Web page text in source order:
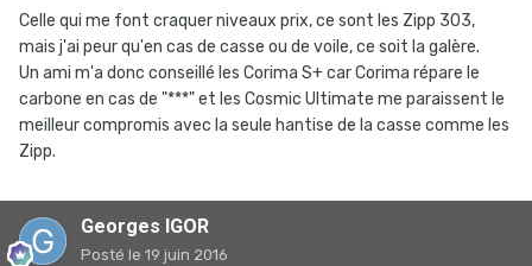
Celle qui me font craquer niveaux prix, ce sont les Zipp 303,
mais j'ai peur qu'en cas de casse ou de voile, ce soit la galère.
Un ami m'a donc conseillé les Corima S+ car Corima répare le
carbone en cas de "***" et les Cosmic Ultimate me paraissent le
meilleur compromis avec la seule hantise de la casse comme les
Zipp.
Georges IGOR
Posté le 19 juin 2016